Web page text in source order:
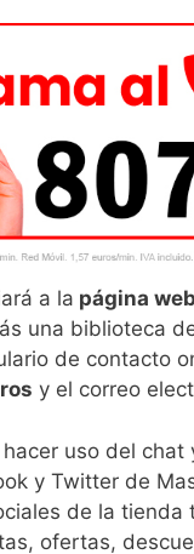
a la página
una biblioteca
de contacto
y el correo
uso del
y Twitter de
de la
ofertas,